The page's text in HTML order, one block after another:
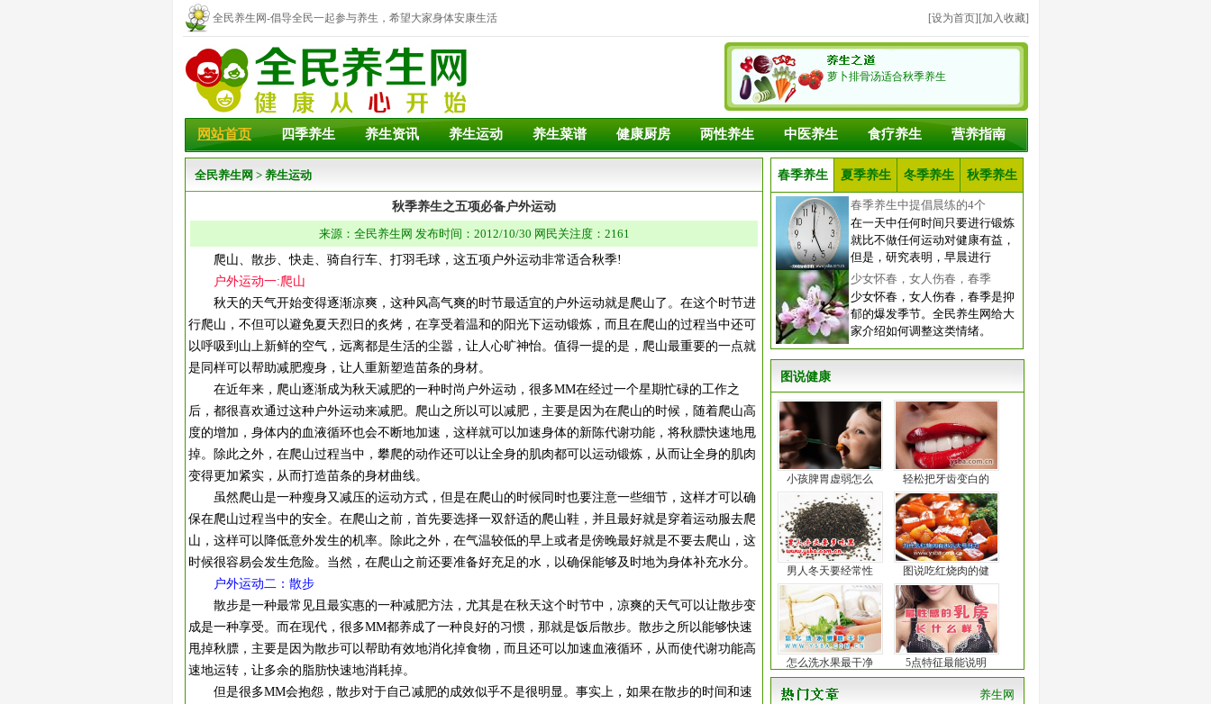
全民养生网-倡导全民一起参与养生，希望大家身体安康生活
幸福！
[设为首页][加入收藏]
萝卜排骨汤适合秋季养生
网站首页 四季养生 养生资讯 养生运动 养生菜谱 健康厨房 两性养生 中医养生 食疗养生 营养指南
全民养生网 > 养生运动
秋季养生之五项必备户外运动
来源：全民养生网 发布时间：2012/10/30 网民关注度：2161
爬山、散步、快走、骑自行车、打羽毛球，这五项户外运动非常适合秋季!
户外运动一:爬山
秋天的天气开始变得逐渐凉爽，这种风高气爽的时节最适宜的户外运动就是爬山了。在这个时节进
行爬山，不但可以避免夏天烈日的炙烤，在享受着温和的阳光下运动锻炼，而且在爬山的过程当中还可
以呼吸到山上新鲜的空气，远离都是生活的尘嚣，让人心旷神怡。值得一提的是，爬山最重要的一点就
是同样可以帮助减肥瘦身，让人重新塑造苗条的身材。
在近年来，爬山逐渐成为秋天减肥的一种时尚户外运动，很多MM在经过一个星期忙碌的工作之
后，都很喜欢通过这种户外运动来减肥。爬山之所以可以减肥，主要是因为在爬山的时候，随着爬山高
度的增加，身体内的血液循环也会不断地加速，这样就可以加速身体的新陈代谢功能，将秋膘快速地甩
掉。除此之外，在爬山过程当中，攀爬的动作还可以让全身的肌肉都可以运动锻炼，从而让全身的肌肉
变得更加紧实，从而打造苗条的身材曲线。
虽然爬山是一种瘦身又减压的运动方式，但是在爬山的时候同时也要注意一些细节，这样才可以确
保在爬山过程当中的安全。在爬山之前，首先要选择一双舒适的爬山鞋，并且最好就是穿着运动服去爬
山，这样可以降低意外发生的机率。除此之外，在气温较低的早上或者是傍晚最好就是不要去爬山，这
时候很容易会发生危险。当然，在爬山之前还要准备好充足的水，以确保能够及时地为身体补充水分。
户外运动二：散步
散步是一种最常见且最实惠的一种减肥方法，尤其是在秋天这个时节中，凉爽的天气可以让散步变
成是一种享受。而在现代，很多MM都养成了一种良好的习惯，那就是饭后散步。散步之所以能够快速
甩掉秋膘，主要是因为散步可以帮助有效地消化掉食物，而且还可以加速血液循环，从而使代谢功能高
速地运转，让多余的脂肪快速地消耗掉。
但是很多MM会抱怨，散步对于自己减肥的成效似乎不是很明显。事实上，如果在散步的时间和速
春季养生 夏季养生 冬季养生 秋季养生
春季养生中提倡晨练的4个
在一天中任何时间只要进行锻炼
就比不做任何运动对健康有益，
但是，研究表明，早晨进行
少女怀春，女人伤春，春季
少女怀春，女人伤春，春季是抑
郁的爆发季节。全民养生网给大
家介绍如何调整这类情绪。
图说健康
小孩脾胃虚弱怎么 轻松把牙齿变白的
男人冬天要经常性 图说吃红烧肉的健
怎么洗水果最干净 5点特征最能说明
养生网